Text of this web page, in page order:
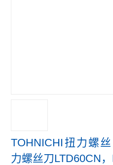
TOHNICHI扭力螺
力螺丝刀LTD60CN